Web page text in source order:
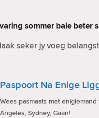
sommer baie beter
seker jy voeg
Paspoort Na Enige
Wees pasmaats met
Angeles, Sydney, Gaan!